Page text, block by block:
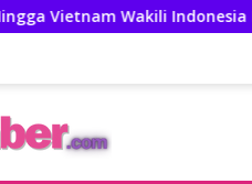
Indonesia Hingga Miss